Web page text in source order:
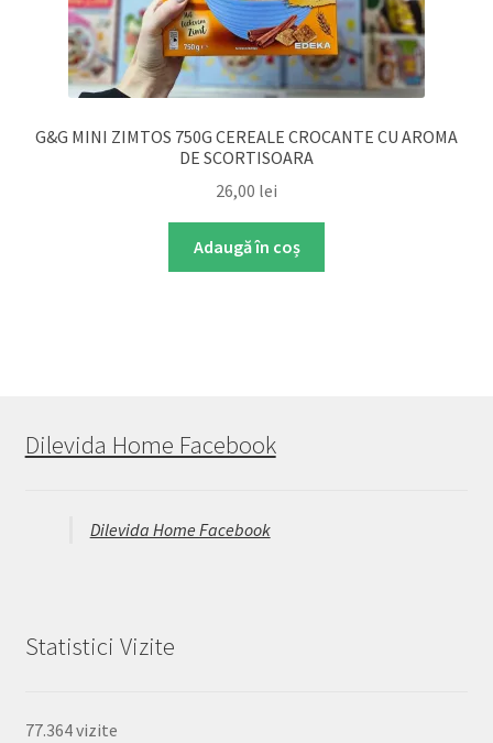
G&G MINI ZIMTOS 750G CEREALE CROCANTE CU AROMA
DE SCORTISOARA
26,00 lei
Adaugă în coș
Dilevida Home Facebook
Dilevida Home Facebook
Statistici Vizite
77.364 vizite